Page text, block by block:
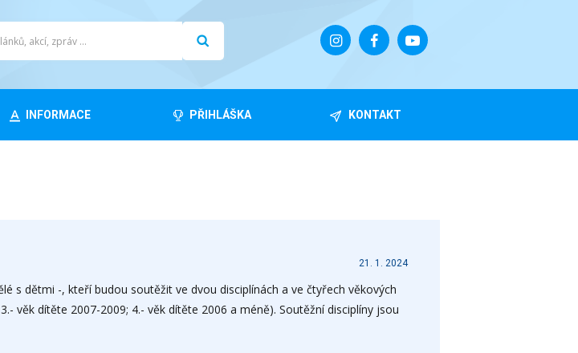
INFORMACE PŘIHLÁŠKA KONTAKT
21. 1. 2024
s dětmi -, kteří budou soutěžit ve dvou disciplínách a ve čtyřech věkových
věk dítěte 2007-2009; 4.- věk dítěte 2006 a méně). Soutěžní disciplíny jsou